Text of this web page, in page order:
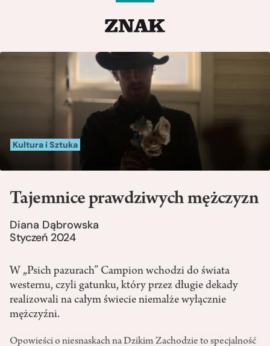
Kultura i Sztuka
Tajemnice prawdziwych mężczyzn
Diana Dąbrowska
Styczeń 2024
W „Psich pazurach” Campion wchodzi do świata
westernu, czyli gatunku, który przez długie dekady
realizowali na całym świecie niemalże wyłącznie
mężczyźni.
Opowieści o niesnaskach na Dzikim Zachodzie to specjalność